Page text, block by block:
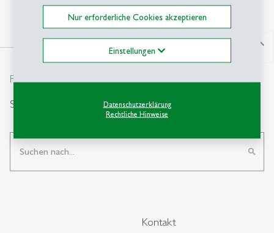
Nur erforderliche Cookies akzeptieren
Einstellungen
Datenschutzerklärung
Rechtliche Hinweise
north
From insight to impact.
Suche
search
Kontakt